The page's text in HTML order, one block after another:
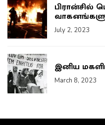
பிரான்சில்
July 2, 2023
இனிய
March 8, 2023